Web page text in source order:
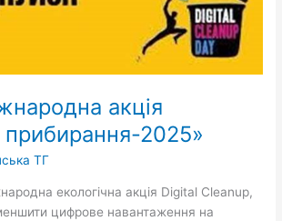
акція
2025»
ТГ
екологічна акція Digital Cleanup,
цифрове навантаження на